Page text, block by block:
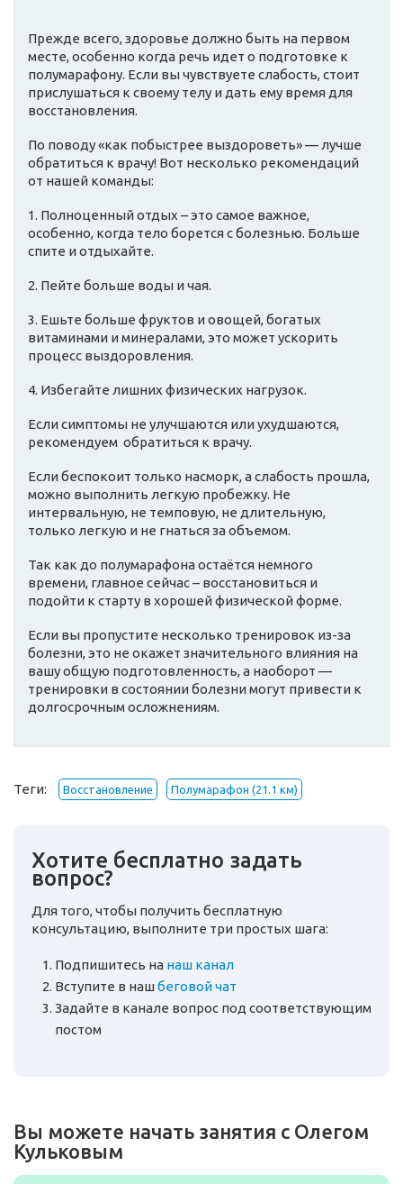
Прежде всего, здоровье должно быть на первом
месте, особенно когда речь идет о подготовке к
полумарафону. Если вы чувствуете слабость, стоит
прислушаться к своему телу и дать ему время для
восстановления.
По поводу «как побыстрее выздороветь» — лучше
обратиться к врачу! Вот несколько рекомендаций
от нашей команды:
1. Полноценный отдых – это самое важное,
особенно, когда тело борется с болезнью. Больше
спите и отдыхайте.
2. Пейте больше воды и чая.
3. Ешьте больше фруктов и овощей, богатых
витаминами и минералами, это может ускорить
процесс выздоровления.
4. Избегайте лишних физических нагрузок.
Если симптомы не улучшаются или ухудшаются,
рекомендуем обратиться к врачу.
Если беспокоит только насморк, а слабость прошла,
можно выполнить легкую пробежку. Не
интервальную, не темповую, не длительную,
только легкую и не гнаться за объемом.
Так как до полумарафона остаётся немного
времени, главное сейчас – восстановиться и
подойти к старту в хорошей физической форме.
Если вы пропустите несколько тренировок из-за
болезни, это не окажет значительного влияния на
вашу общую подготовленность, а наоборот —
тренировки в состоянии болезни могут привести к
долгосрочным осложнениям.
Теги: Восстановление Полумарафон (21.1 км)
Хотите бесплатно задать
вопрос?
Для того, чтобы получить бесплатную
консультацию, выполните три простых шага:
Подпишитесь на наш канал
Вступите в нашбеговой чат
Задайте в канале вопрос под соответствующим
постом
Вы можете начать занятия с Олегом
Кульковым